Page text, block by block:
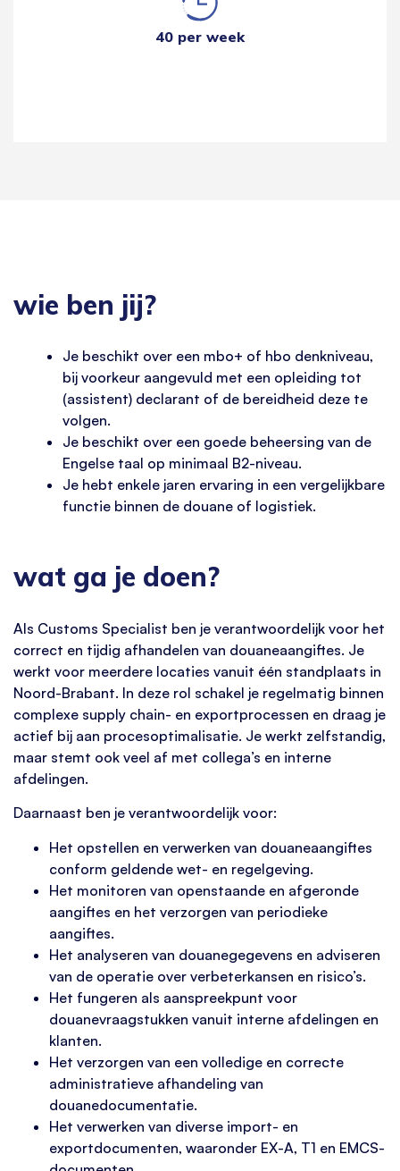
40 per week
wie ben jij?
Je beschikt over een mbo+ of hbo denkniveau,
bij voorkeur aangevuld met een opleiding tot
(assistent) declarant of de bereidheid deze te
volgen.
Je beschikt over een goede beheersing van de
Engelse taal op minimaal B2-niveau.
Je hebt enkele jaren ervaring in een vergelijkbare
functie binnen de douane of logistiek.
wat ga je doen?
Als Customs Specialist ben je verantwoordelijk voor het
correct en tijdig afhandelen van douaneaangiftes. Je
werkt voor meerdere locaties vanuit één standplaats in
Noord-Brabant. In deze rol schakel je regelmatig binnen
complexe supply chain- en exportprocessen en draag je
actief bij aan procesoptimalisatie. Je werkt zelfstandig,
maar stemt ook veel af met collega’s en interne
afdelingen.
Daarnaast ben je verantwoordelijk voor:
Het opstellen en verwerken van douaneaangiftes
conform geldende wet- en regelgeving.
Het monitoren van openstaande en afgeronde
aangiftes en het verzorgen van periodieke
aangiftes.
Het analyseren van douanegegevens en adviseren
van de operatie over verbeterkansen en risico’s.
Het fungeren als aanspreekpunt voor
douanevraagstukken vanuit interne afdelingen en
klanten.
Het verzorgen van een volledige en correcte
administratieve afhandeling van
douanedocumentatie.
Het verwerken van diverse import- en
exportdocumenten, waaronder EX-A, T1 en EMCS-